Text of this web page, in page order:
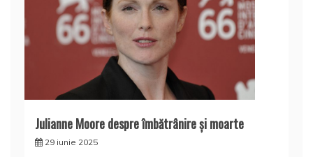
Julianne Moore despre îmbătrânire și moarte
29 iunie 2025